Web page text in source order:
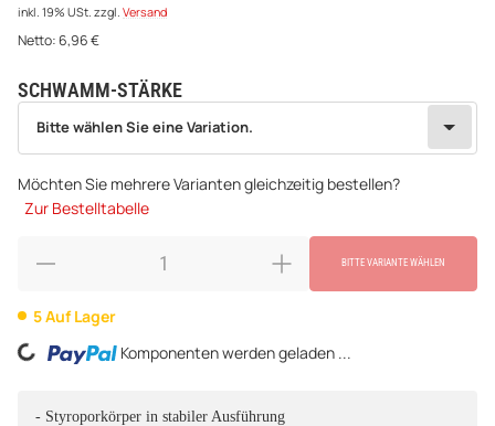
inkl. 19% USt. zzgl. Versand
Netto:6,96€
SCHWAMM-STÄRKE
wählen
Bitte wählen Sie eine Variation.
Möchten Sie mehrere Varianten gleichzeitig bestellen?
Zur Bestelltabelle
BITTE VARIANTE WÄHLEN
5 Auf Lager
Loading... Komponenten werden geladen ...
- Styroporkörper in stabiler Ausführung